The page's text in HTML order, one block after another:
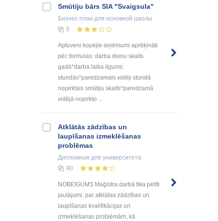
Smūtiju bārs SIA "Svaigsula"
Бизнес план для основной школы
5
Aptuveni kopējie ieņēmumi aprēķināti
pēc formulas: darba dienu skaits
gadā*darba laika ilgums
stundās*paredzamais vidēji stundā
nopirktais smūtiju skaits*paredzamā
vidējā nopirkto ...
Atklātās zādzības un
laupīšanas izmeklēšanas
problēmas
Дипломная для университета
90
NOBEIGUMS Maģistra darbā tika pētīti
jautājumi, par atklātas zādzības un
laupīšanas kvalifikācijas un
izmeklēšanas problēmām, kā